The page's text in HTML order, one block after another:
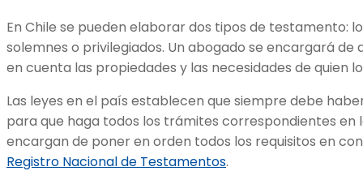
En Chile se pueden elaborar dos tipos de testamento:
solemnes o privilegiados. Un abogado se encargará
en cuenta las propiedades y las necesidades de quien
Las leyes en el país establecen que siempre debe
para que haga todos los trámites correspondientes en
encargan de poner en orden todos los requisitos en
Registro Nacional de Testamentos.